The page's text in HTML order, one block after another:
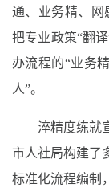
通、业务精、网
把专业政策“翻
办流程的“业务
人”。
淬精度练就
市人社局构建了
标准化流程编制